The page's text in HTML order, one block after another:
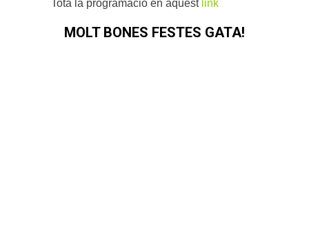
Tota la programació en aquest link
MOLT BONES FESTES GATA!